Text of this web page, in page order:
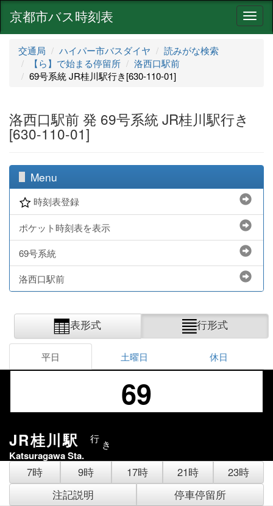
ナ
ビ
京都市バス時刻表
交通局 ハイパー市バスダイヤ
読みがな検索
【ら】で始まる停留所
洛西口駅前
69号系統 JR桂川駅行き[630-110-01]
洛西口駅前 発 69号系統 JR桂川駅行き
[630-110-01]
Menu
時刻表登録
ポケット時刻表を表示
69号系統
洛西口駅前
表形式 行形式
平日 土曜日 休日
69
JR桂川駅 行 き
Katsuragawa Sta.
7時 9時 17時 21時
23時
注記説明
停車停留所